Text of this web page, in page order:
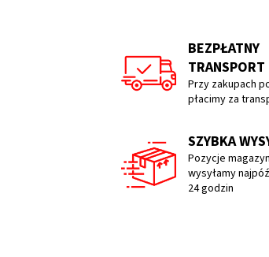
BEZPŁATNY
TRANSPORT
Przy zakupach
płacimy za
SZYBKA
Pozycje
wysyłamy
24 godzin